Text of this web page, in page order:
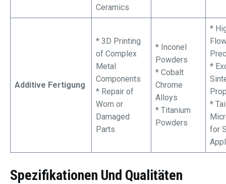
Ceramics
Additive Fertigung
* 3D Printing
of Complex
Metal
Components
* Repair of
Worn or
Damaged
Parts
* Inconel
Powders
* Cobalt
Chrome
Alloys
* Titanium
Powders
*
*
*
for
Spezifikationen Und Qualitäten